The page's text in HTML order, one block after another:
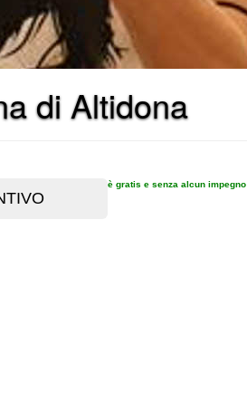
di Altidona
è gratis e senza alcun impegno